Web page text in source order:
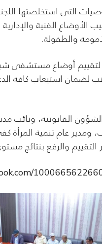
التي استخلصتها
الفنية والإدارية
والطفولة.
لتقييم أوضاع مستشفى
استيعاب كافة
القانونية، ونائب
ومدير عام تنمية المرأة
والرفع بنتائج